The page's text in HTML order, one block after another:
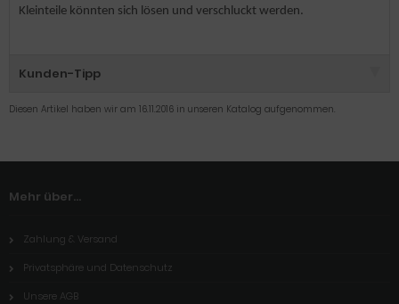
Kleinteile könnten sich lösen und verschluckt werden.
Kunden-Tipp
Diesen Artikel haben wir am 16.11.2016 in unseren Katalog aufgenommen.
Mehr über...
Zahlung & Versand
Privatsphäre und Datenschutz
Unsere AGB